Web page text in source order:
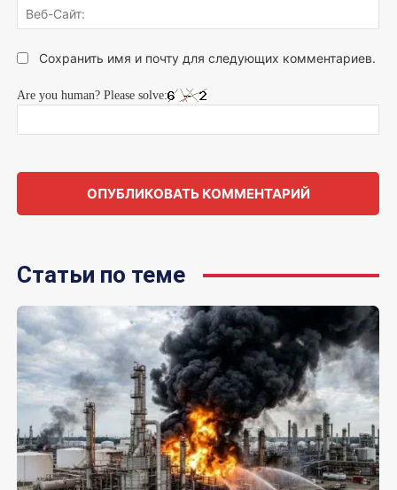
Сохранить имя и почту для следующих комментариев.
Are you human? Please solve:
Статьи по теме